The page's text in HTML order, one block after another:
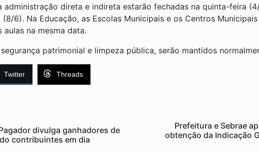
administração direta e indireta estarão fechadas na quinta-feira
6). Na Educação, as Escolas Municipais e os Centros
na mesma data.
patrimonial e limpeza pública, serão mantidos
Twitter Threads
divulga ganhadores de
contribuintes em dia
Prefeitura e Sebrae
obtenção da Indicação